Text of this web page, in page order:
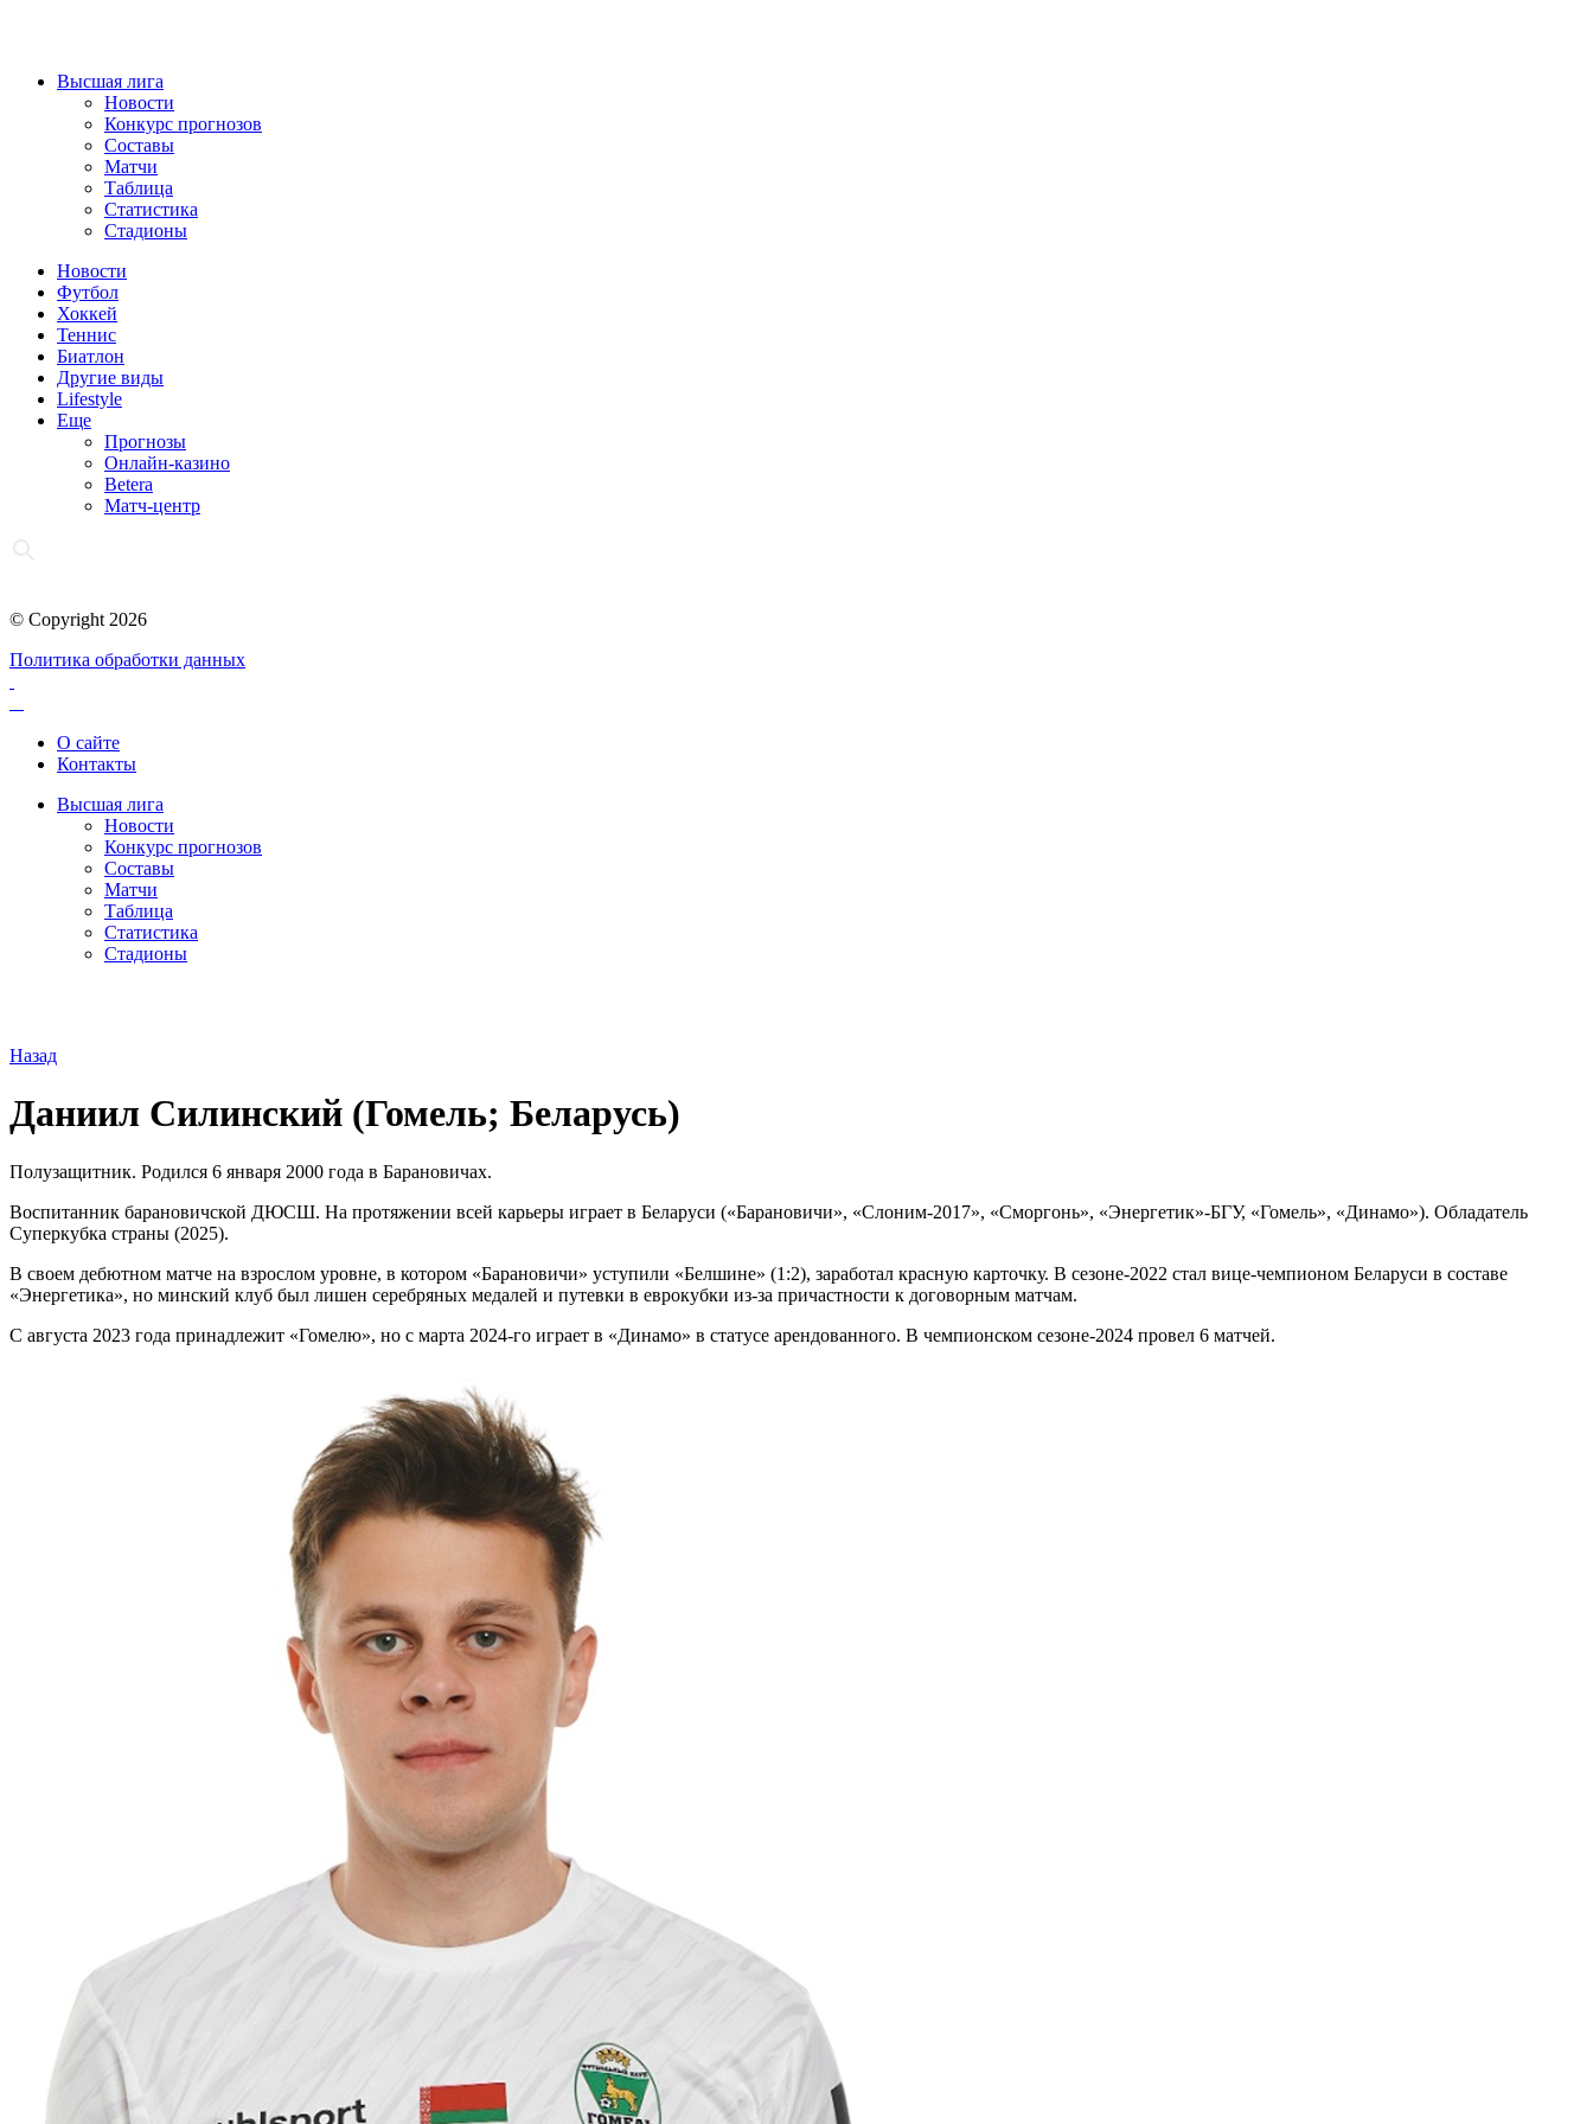
Высшая лига
Новости
Конкурс прогнозов
Составы
Матчи
Таблица
Статистика
Стадионы
Новости
Футбол
Хоккей
Теннис
Биатлон
Другие виды
Lifestyle
Еще
Прогнозы
Онлайн-казино
Betera
Матч-центр
© Copyright 2026
Политика обработки данных
О сайте
Контакты
Высшая лига
Новости
Конкурс прогнозов
Составы
Матчи
Таблица
Статистика
Стадионы
Назад
Даниил Силинский (Гомель; Беларусь)
Полузащитник. Родился 6 января 2000 года в Барановичах.
Воспитанник барановичской ДЮСШ. На протяжении всей карьеры играет в Беларуси («Барановичи», «Слоним-2017», «Сморгонь», «Энергетик»-БГУ, «Гомель», «Динамо»). Обладатель
Суперкубка страны (2025).
В своем дебютном матче на взрослом уровне, в котором «Барановичи» уступили «Белшине» (1:2), заработал красную карточку. В сезоне-2022 стал вице-чемпионом Беларуси в составе
«Энергетика», но минский клуб был лишен серебряных медалей и путевки в еврокубки из-за причастности к договорным матчам.
С августа 2023 года принадлежит «Гомелю», но с марта 2024-го играет в «Динамо» в статусе арендованного. В чемпионском сезоне-2024 провел 6 матчей.